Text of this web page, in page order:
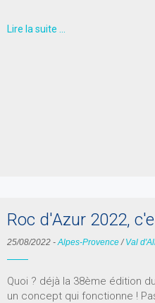
Lire la suite …
Roc d'Azur 2022,
25/08/2022 -Alpes-Provence/ Val
Quoi ? déjà la 38ème édition
un concept qui fonctionne !